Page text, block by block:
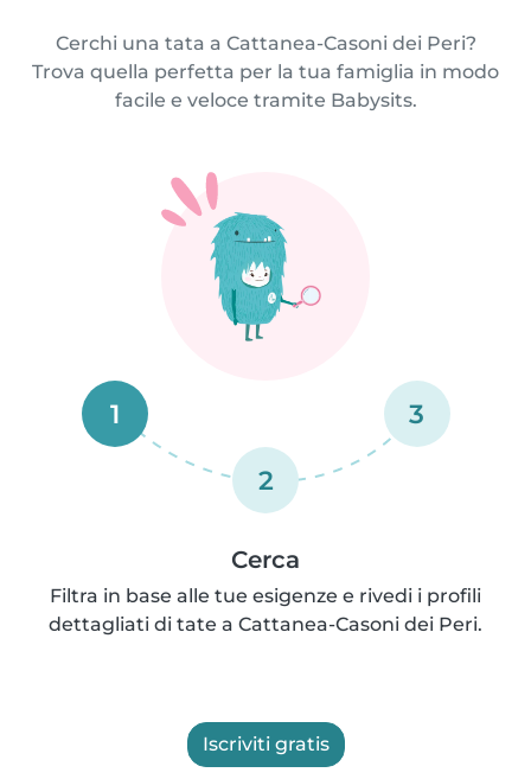
Cerchi una tata a Cattanea-Casoni dei Peri?
Trova quella perfetta per la tua famiglia in modo
facile e veloce tramite Babysits.
1
2
3
Cerca
Filtra in base alle tue esigenze e rivedi i profili
dettagliati di tate a Cattanea-Casoni dei Peri.
Iscriviti gratis